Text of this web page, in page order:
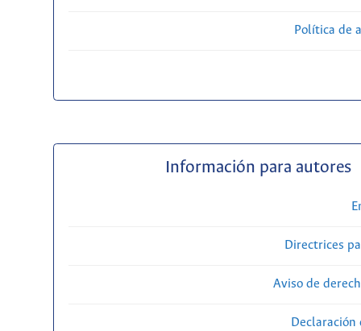
Política de
Información para autores
Directrices
Aviso de